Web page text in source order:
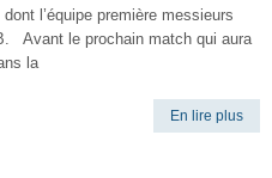
l’équipe première messieurs
Avant le prochain match qui aura
la
En lire plus